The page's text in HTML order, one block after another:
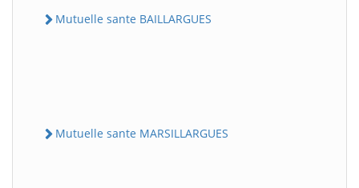
Mutuelle sante BAILLARGUES
Mutuelle sante MARSILLARGUES